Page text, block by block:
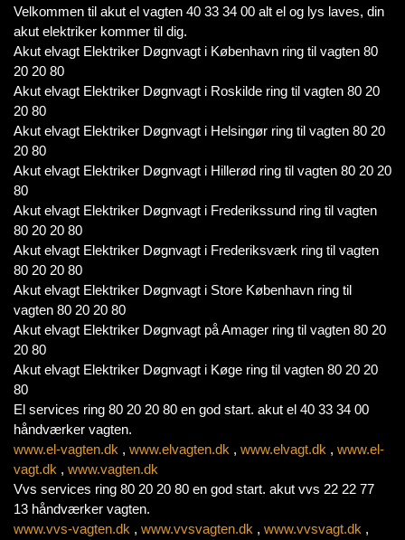
Velkommen til akut el vagten 40 33 34 00 alt el og lys laves, din
akut elektriker kommer til dig.
Akut elvagt Elektriker Døgnvagt i København ring til vagten 80
20 20 80
Akut elvagt Elektriker Døgnvagt i Roskilde ring til vagten 80 20
20 80
Akut elvagt Elektriker Døgnvagt i Helsingør ring til vagten 80 20
20 80
Akut elvagt Elektriker Døgnvagt i Hillerød ring til vagten 80 20 20
80
Akut elvagt Elektriker Døgnvagt i Frederikssund ring til vagten
80 20 20 80
Akut elvagt Elektriker Døgnvagt i Frederiksværk ring til vagten
80 20 20 80
Akut elvagt Elektriker Døgnvagt i Store København ring til
vagten 80 20 20 80
Akut elvagt Elektriker Døgnvagt på Amager ring til vagten 80 20
20 80
Akut elvagt Elektriker Døgnvagt i Køge ring til vagten 80 20 20
80
El services ring 80 20 20 80 en god start. akut el 40 33 34 00
håndværker vagten.
www.el-vagten.dk , www.elvagten.dk , www.elvagt.dk , www.el-
vagt.dk , www.vagten.dk
Vvs services ring 80 20 20 80 en god start. akut vvs 22 22 77
13 håndværker vagten.
www.vvs-vagten.dk , www.vvsvagten.dk , www.vvsvagt.dk ,